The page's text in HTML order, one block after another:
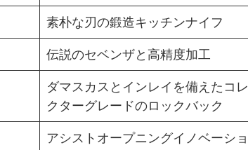
素朴な刃の鍛造キッチンナイフ
伝説のセベンザと高精度加工
ダマスカスとインレイを備えたコレ
クターグレードのロックバック
アシストオープニングイノベーショ